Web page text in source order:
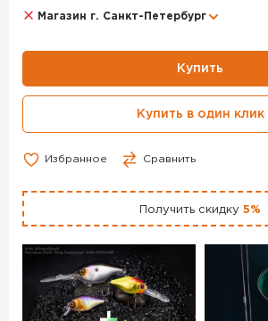
Магазин г. Санкт-Петербург
Купить
Купить в один клик
Избранное Сравнить
Получить скидку 5%